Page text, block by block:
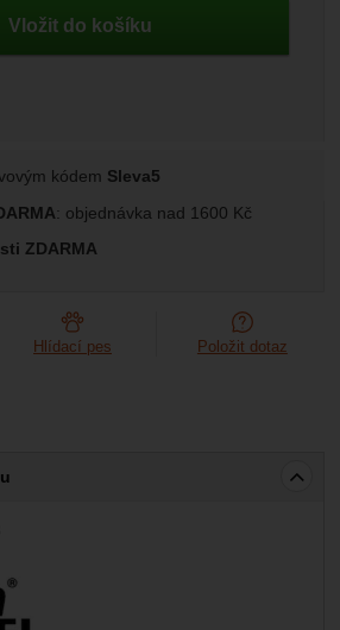
našich internetových stránek.
tak na stránkách třetích stran.
Vložit do košíku
kódem Sleva5
: objednávka nad 1600 Kč
ZDARMA
Hlídací pes Položit dotaz